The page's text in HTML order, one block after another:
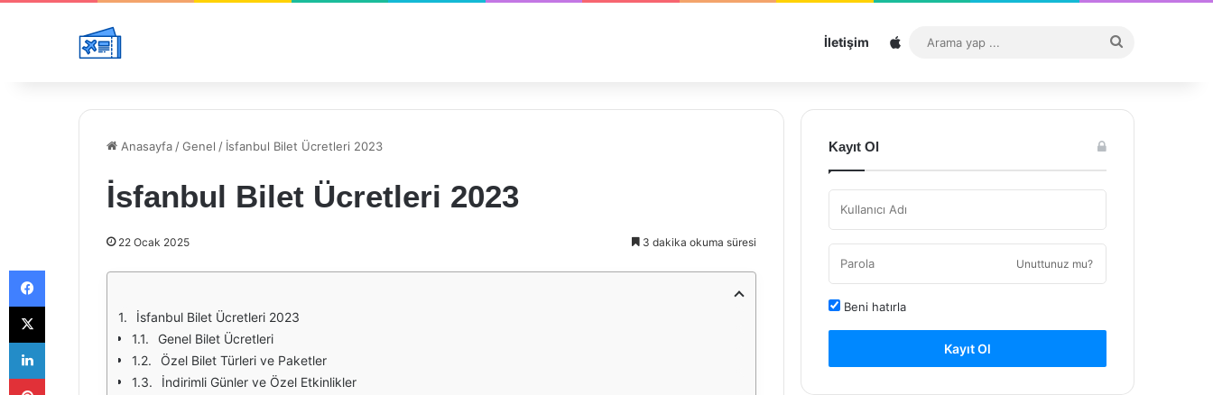
İletişim Sitemap
...
Anasayfa /Genel / İsfanbul Bilet Ücretleri 2023
İsfanbul Bilet Ücretleri 2023
22 Ocak 2025 3 dakika okuma süresi
İsfanbul Bilet Ücretleri 2023
Genel Bilet Ücretleri
Özel Bilet Türleri ve Paketler
İndirimli Günler ve Özel Etkinlikler
Kayıt Ol
Unuttunuz mu?
Beni hatırla
Kayıt Ol
Facebook
X
LinkedIn
Pinterest